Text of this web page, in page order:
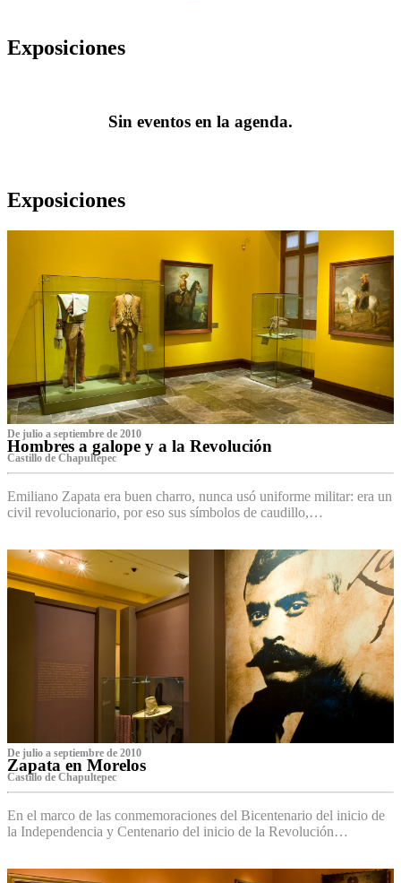
Exposiciones
Sin eventos en la agenda.
Exposiciones
De julio a septiembre de 2010
Hombres a galope y a la Revolución
Castillo de Chapultepec
Emiliano Zapata era buen charro, nunca usó uniforme militar: era un
civil revolucionario, por eso sus símbolos de caudillo,…
De julio a septiembre de 2010
Zapata en Morelos
Castillo de Chapultepec
En el marco de las conmemoraciones del Bicentenario del inicio de
la Independencia y Centenario del inicio de la Revolución…